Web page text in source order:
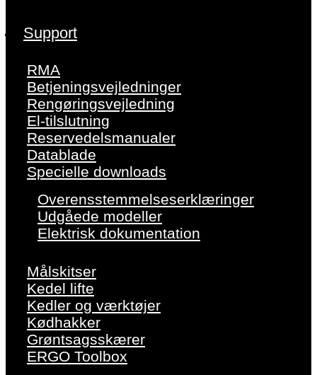
Support
RMA
Betjeningsvejledninger
Rengøringsvejledning
El-tilslutning
Reservedelsmanualer
Datablade
Specielle downloads
Overensstemmelseserklæringer
Udgåede modeller
Elektrisk dokumentation
Målskitser
Kedel lifte
Kedler og værktøjer
Kødhakker
Grøntsagsskærer
ERGO Toolbox